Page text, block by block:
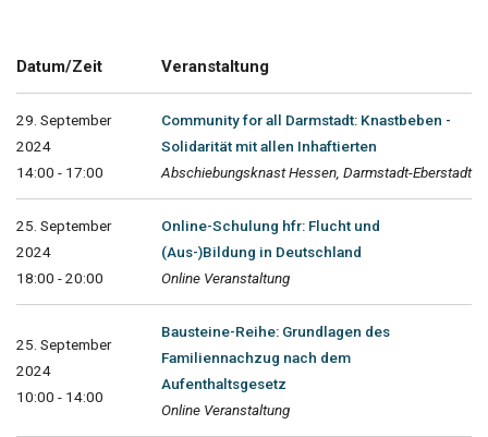
Datum/Zeit Veranstaltung
29. September
2024
14:00 - 17:00
Community for all Darmstadt: Knastbeben -
Solidarität mit allen Inhaftierten
Abschiebungsknast Hessen, Darmstadt-Eberstadt
25. September
2024
18:00 - 20:00
Online-Schulung hfr: Flucht und
(Aus-)Bildung in Deutschland
Online Veranstaltung
25. September
2024
10:00 - 14:00
Bausteine-Reihe: Grundlagen des
Familiennachzug nach dem
Aufenthaltsgesetz
Online Veranstaltung